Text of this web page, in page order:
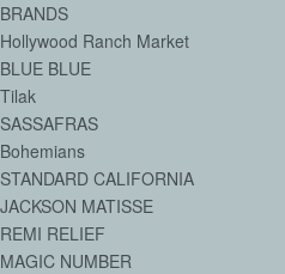
BRANDS
Hollywood Ranch Market
BLUE BLUE
Tilak
SASSAFRAS
Bohemians
STANDARD CALIFORNIA
JACKSON MATISSE
REMI RELIEF
MAGIC NUMBER